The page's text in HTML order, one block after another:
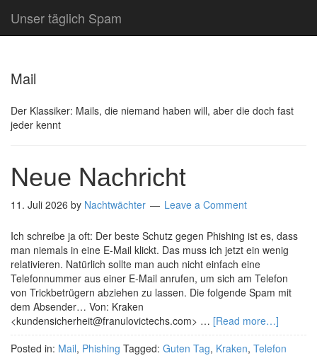
Unser täglich Spam
Mail
Der Klassiker: Mails, die niemand haben will, aber die doch fast
jeder kennt
Nеuе Νасһrісһt
11. Juli 2026 by Nachtwächter Leave a Comment
Ich schreibe ja oft: Der beste Schutz gegen Phishing ist es, dass
man niemals in eine E-Mail klickt. Das muss ich jetzt ein wenig
relativieren. Natürlich sollte man auch nicht einfach eine
Telefonnummer aus einer E-Mail anrufen, um sich am Telefon
von Trickbetrügern abziehen zu lassen. Die folgende Spam mit
dem Absender… Von: Kraken
<kundensicherheit@franulovictechs.com> … [Read more…]
Posted in: Mail, Phishing Tagged: Guten Tag, Kraken, Telefon